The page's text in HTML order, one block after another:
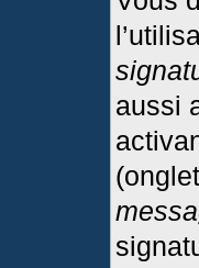
aussi
(onglet